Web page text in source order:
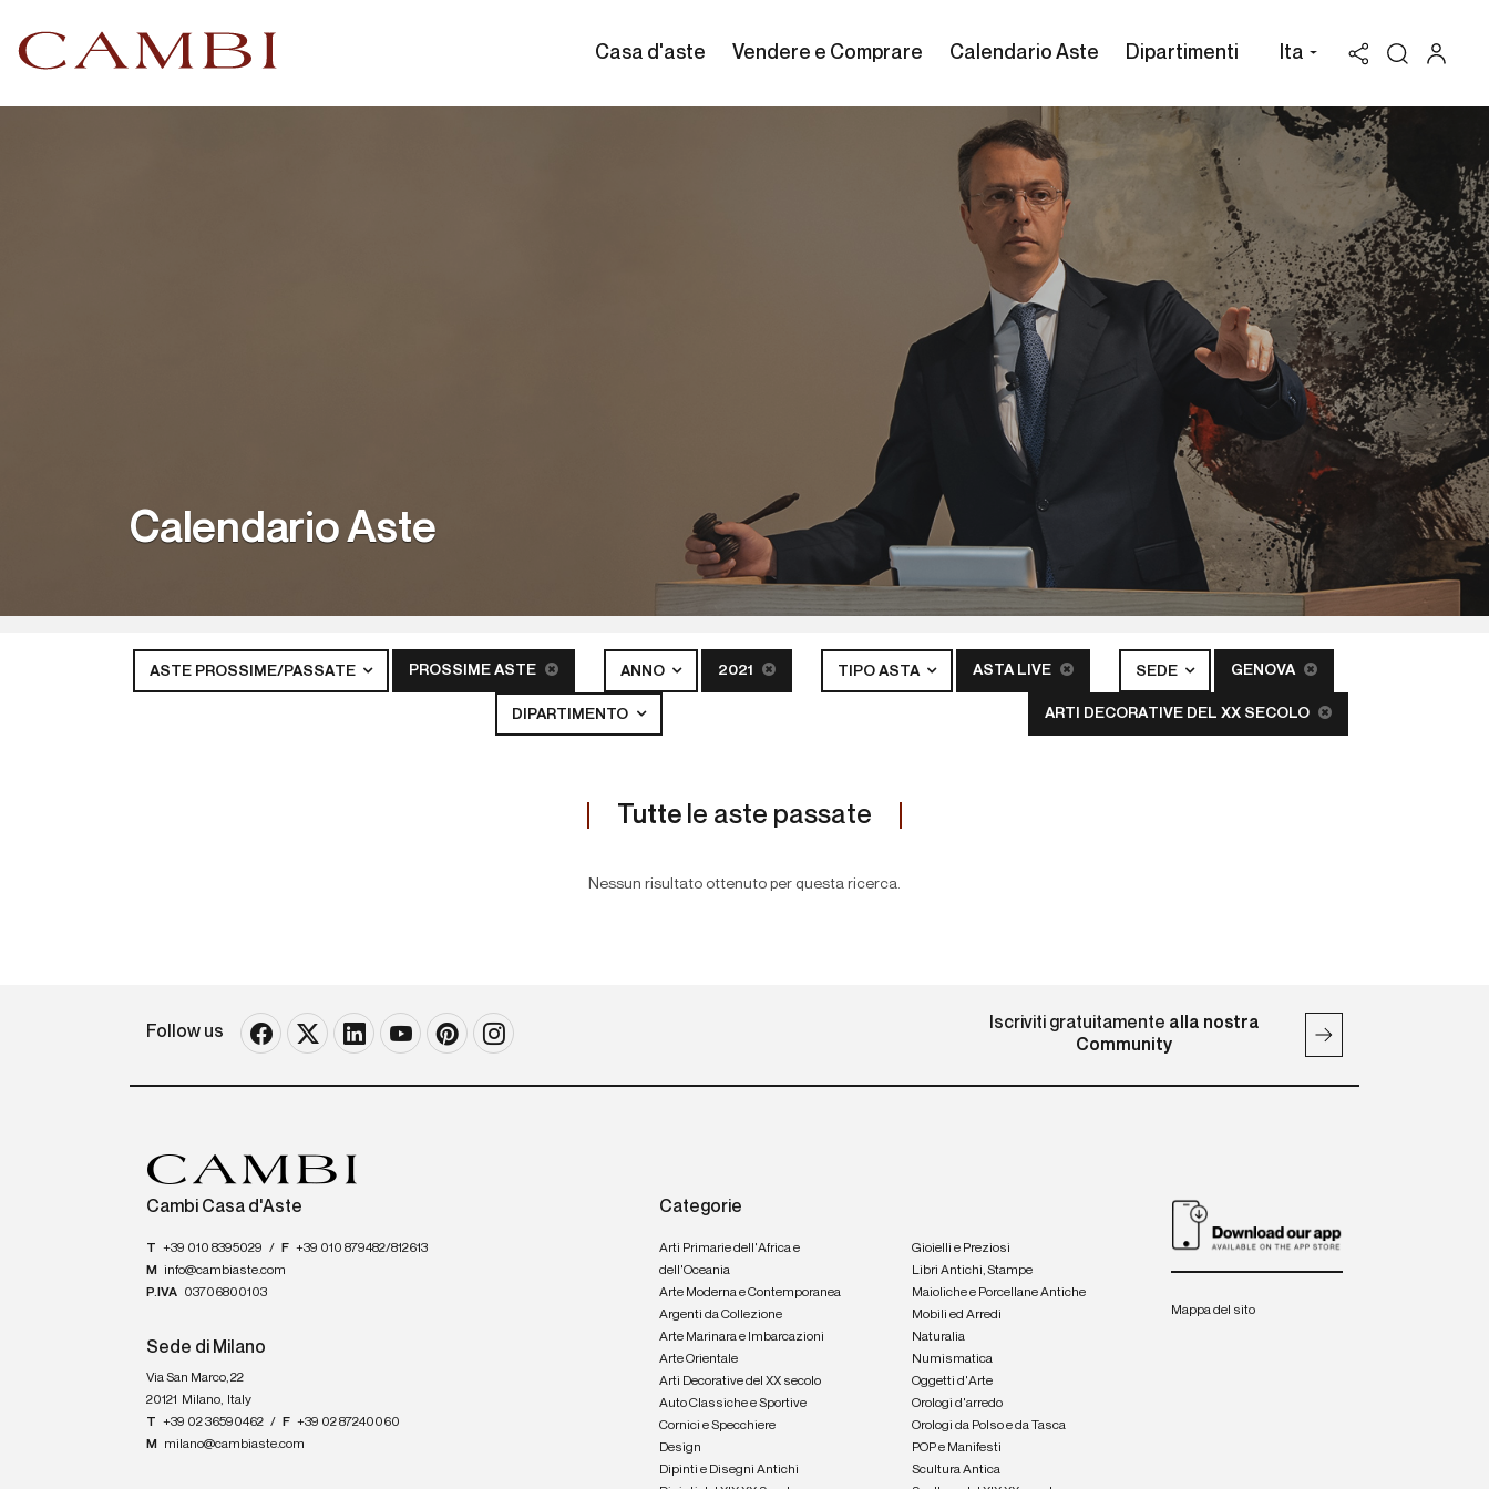
Casa d'aste Vendere e Comprare Calendario Aste Dipartimenti Ita
Calendario Aste
ASTE PROSSIME/PASSATE PROSSIME ASTE ANNO 2021 TIPO ASTA ASTA LIVE SEDE GENOVA
DIPARTIMENTO ARTI DECORATIVE DEL XX SECOLO
Tutte le aste passate
Nessun risultato ottenuto per questa ricerca.
Follow us Iscriviti gratuitamente alla nostra
Community
Cambi Casa d'Aste
T +39 010 8395029 / F +39 010 879482/812613
M
info@cambiaste.com
P.IVA 03706800103
Sede di Milano
Via San Marco, 22
20121
Milano, Italy
T +39 02 36590462 / F +39 02 87240060
M
milano@cambiaste.com
Categorie
Arti Primarie dell'Africa e
dell'Oceania
Arte Moderna e Contemporanea
Argenti da Collezione
Arte Marinara e Imbarcazioni
Arte Orientale
Arti Decorative del XX secolo
Auto Classiche e Sportive
Cornici e Specchiere
Design
Dipinti e Disegni Antichi
Gioielli e Preziosi
Libri Antichi, Stampe
Maioliche e Porcellane Antiche
Mobili ed Arredi
Naturalia
Numismatica
Oggetti d'Arte
Orologi d'arredo
Orologi da Polso e da Tasca
POP e Manifesti
Scultura Antica
Mappa del sito